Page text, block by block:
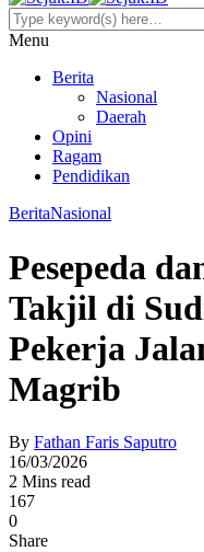
Menu
Berita
Nasional
Daerah
Opini
Ragam
Pendidikan
BeritaNasional
Pesepeda
Takjil di
Pekerja
Magrib
By Fathan Faris Saputro
16/03/2026
2 Mins read
167
0
Share